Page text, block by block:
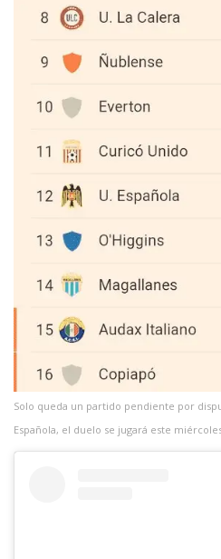
Solo queda un partido pendiente por
Española, el duelo se jugará este